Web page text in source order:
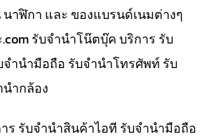
าฬิกา และ ของแบรนด์เนมต่างๆ
รับจำนำโน๊ตบุ๊ค บริการ รับ
ำนำมือถือ รับจำนำโทรศัพท์ รับ
ำกล้อง
ร รับจำนำสินค้าไอที รับจำนำมือถือ